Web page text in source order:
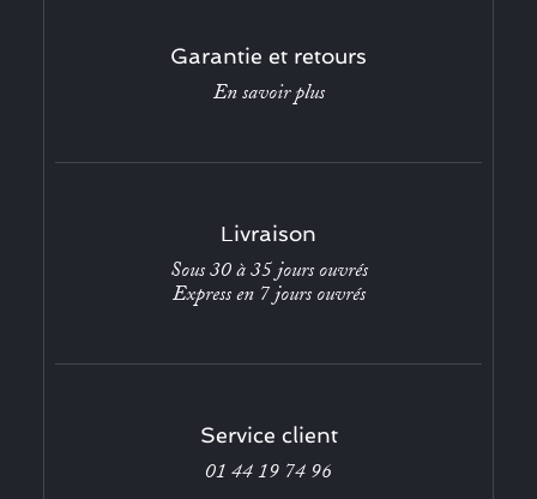
Garantie et retours
En savoir plus
Livraison
Sous 30 à 35 jours ouvrés
Express en 7 jours ouvrés
Service client
01 44 19 74 96